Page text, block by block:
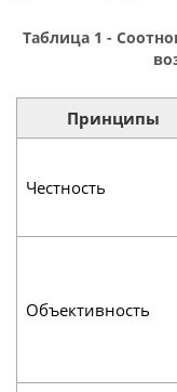
Таблица 1 -
Принципы
Честность
Объективность